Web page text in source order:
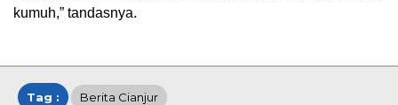
kumuh,” tandasnya.
Tag : Berita Cianjur